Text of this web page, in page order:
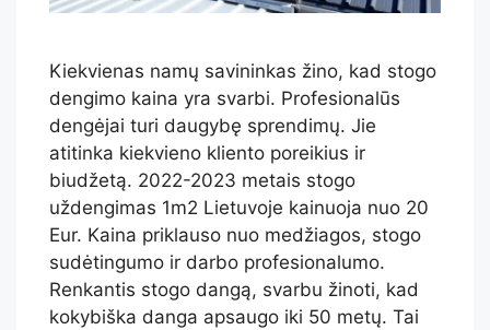
Kiekvienas namų savininkas žino, kad stogo
dengimo kaina yra svarbi. Profesionalūs
dengėjai turi daugybę sprendimų. Jie
atitinka kiekvieno kliento poreikius ir
biudžetą. 2022-2023 metais stogo
uždengimas 1m2 Lietuvoje kainuoja nuo 20
Eur. Kaina priklauso nuo medžiagos, stogo
sudėtingumo ir darbo profesionalumo.
Renkantis stogo dangą, svarbu žinoti, kad
kokybiška danga apsaugo iki 50 metų. Tai